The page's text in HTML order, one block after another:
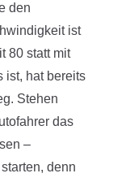
den
ist
80 statt mit
ist, hat bereits
Stehen
das
–
denn